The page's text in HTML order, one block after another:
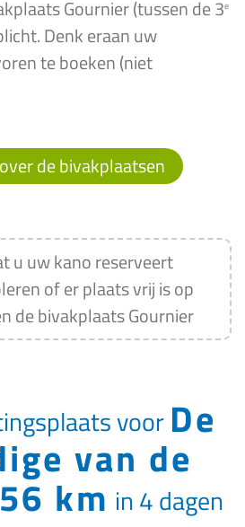
Gournier (tussen de 3e
Denk eraan uw
te boeken (niet
de bivakplaatsen
u uw kano reserveert
of er plaats vrij is op
de bivakplaats Gournier
voor De
van de
km in 4 dagen